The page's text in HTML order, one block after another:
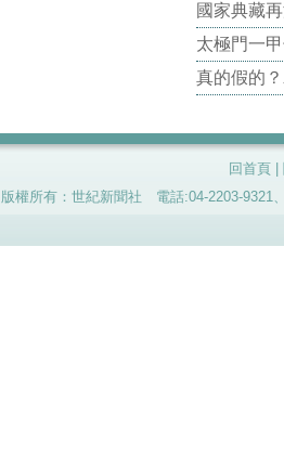
國家典藏
太極門一
真的假的
回首頁
版權所有：世紀新聞社 電話:04-2203-9321